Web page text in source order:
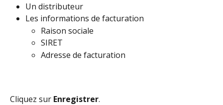
Un distributeur
Les informations de facturation
Raison sociale
SIRET
Adresse de facturation
Cliquez sur Enregistrer.